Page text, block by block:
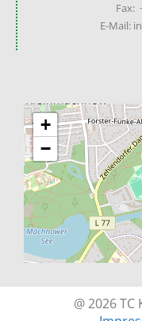
Fax:
E-Mail:
+
−
@ 2026